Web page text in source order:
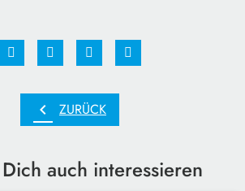
chevron_left ZURÜCK
auch interessieren